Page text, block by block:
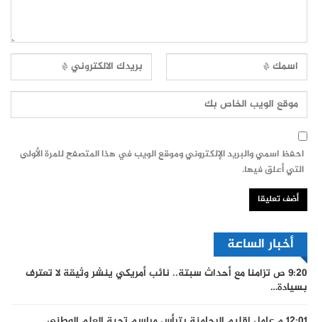
احفظ اسمي والبريد الإلكتروني وموقع الويب في هذا المتصفح للمرة الأولى
التي أعلق فيها.
أخبار الساعة
9:20 ص
تزامنا مع أحداث سبتة.. نائب أمريكي ينشر وثيقة لا تعترف
بسيادة…